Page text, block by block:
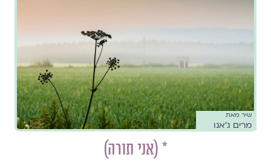
שיר מאת
מרים ג׳אנו
* (אני תורה)